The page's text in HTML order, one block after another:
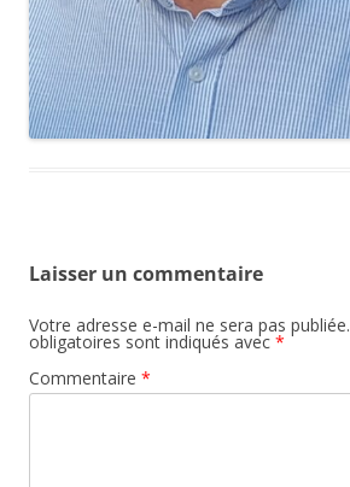
Laisser un commentaire
Votre adresse e-mail ne sera pas publiée.
obligatoires sont indiqués avec *
Commentaire *